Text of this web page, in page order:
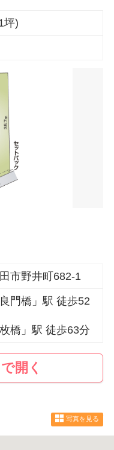
坪)
市野井町682-1
門橋」駅 徒歩52
橋」駅 徒歩63分
開く
写真を見る